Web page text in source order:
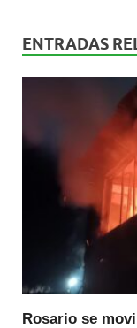
ENTRADAS
Rosario se